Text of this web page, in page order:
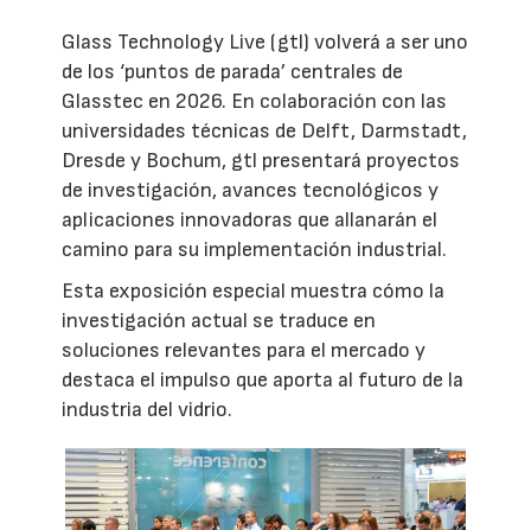
Glass Technology Live (gtl) volverá a ser uno
de los ‘puntos de parada’ centrales de
Glasstec en 2026. En colaboración con las
universidades técnicas de Delft, Darmstadt,
Dresde y Bochum, gtl presentará proyectos
de investigación, avances tecnológicos y
aplicaciones innovadoras que allanarán el
camino para su implementación industrial.
Esta exposición especial muestra cómo la
investigación actual se traduce en
soluciones relevantes para el mercado y
destaca el impulso que aporta al futuro de la
industria del vidrio.